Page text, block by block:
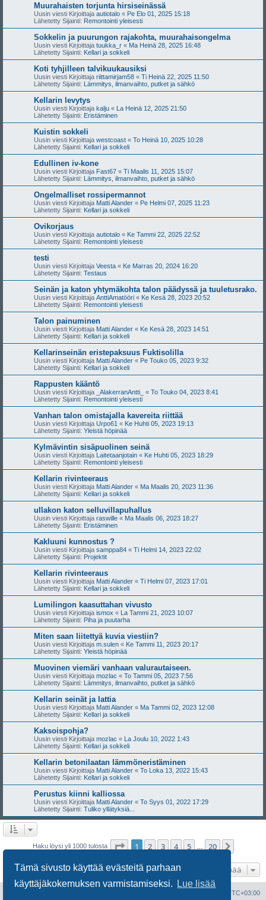
Tämä sivusto käyttää evästeitä parhaan
käyttäjäkokemuksen varmistamiseksi.
Lue lisää
Muurahaisten torjunta hirsiseinässä
Uusin viesti Kirjoittaja autiotalo « Pe Elo 01, 2025 15:18
Lähetetty Sijainti: Remontointi yleisesti
Sokkelin ja puurungon rajakohta, muurahaisongelma
Uusin viesti Kirjoittaja tuukka_r « Ma Heinä 28, 2025 16:48
Lähetetty Sijainti: Kellari ja sokkeli
Koti tyhjilleen talvikuukausiksi
Uusin viesti Kirjoittaja riittamirjam58 « Ti Heinä 22, 2025 11:50
Lähetetty Sijainti: Lämmitys, ilmanvaihto, putket ja sähkö
Kellarin levytys
Uusin viesti Kirjoittaja kalju « La Heinä 12, 2025 21:50
Lähetetty Sijainti: Eristäminen
Kuistin sokkeli
Uusin viesti Kirjoittaja westcoast « To Heinä 10, 2025 10:28
Lähetetty Sijainti: Kellari ja sokkeli
Edullinen iv-kone
Uusin viesti Kirjoittaja Fast67 « Ti Maalis 11, 2025 15:07
Lähetetty Sijainti: Lämmitys, ilmanvaihto, putket ja sähkö
Ongelmalliset rossipermannot
Uusin viesti Kirjoittaja Matti Alander « Pe Helmi 07, 2025 11:23
Lähetetty Sijainti: Kellari ja sokkeli
Ovikorjaus
Uusin viesti Kirjoittaja autiotalo « Ke Tammi 22, 2025 22:52
Lähetetty Sijainti: Remontointi yleisesti
testi
Uusin viesti Kirjoittaja Veesta « Ke Marras 20, 2024 16:20
Lähetetty Sijainti: Testaus
Seinän ja katon yhtymäkohta talon päädyssä ja tuuletusrako.
Uusin viesti Kirjoittaja AnttiAmatööri « Ke Kesä 28, 2023 20:52
Lähetetty Sijainti: Remontointi yleisesti
Talon painuminen
Uusin viesti Kirjoittaja Matti Alander « Ke Kesä 28, 2023 14:51
Lähetetty Sijainti: Kellari ja sokkeli
Kellarinseinän eristepaksuus Fuktisolilla
Uusin viesti Kirjoittaja Matti Alander « Pe Touko 05, 2023 9:32
Lähetetty Sijainti: Kellari ja sokkeli
Rappusten kääntö
Uusin viesti Kirjoittaja _AlakerranAntti_ « To Touko 04, 2023 8:41
Lähetetty Sijainti: Remontointi yleisesti
Vanhan talon omistajalla kavereita riittää
Uusin viesti Kirjoittaja Urpo61 « Ke Huhti 05, 2023 19:13
Lähetetty Sijainti: Yleistä höpinää
Kylmävintin sisäpuolinen seinä
Uusin viesti Kirjoittaja Laitetaanjotain « Ke Huhti 05, 2023 18:29
Lähetetty Sijainti: Remontointi yleisesti
Kellarin rivinteeraus
Uusin viesti Kirjoittaja Matti Alander « Ma Maalis 20, 2023 11:36
Lähetetty Sijainti: Kellari ja sokkeli
ullakon katon selluvillapuhallus
Uusin viesti Kirjoittaja raswille « Ma Maalis 06, 2023 18:27
Lähetetty Sijainti: Eristäminen
Kakluuni kunnostus ?
Uusin viesti Kirjoittaja samppa84 « Ti Helmi 14, 2023 22:02
Lähetetty Sijainti: Projektit
Kellarin rivinteeraus
Uusin viesti Kirjoittaja Matti Alander « Ti Helmi 07, 2023 17:01
Lähetetty Sijainti: Kellari ja sokkeli
Lumilingon kaasuttahan vivusto
Uusin viesti Kirjoittaja ismox « La Tammi 21, 2023 10:07
Lähetetty Sijainti: Piha ja puutarha
Miten saan liitettyä kuvia viestiin?
Uusin viesti Kirjoittaja m.sulen « Ke Tammi 11, 2023 20:17
Lähetetty Sijainti: Yleistä höpinää
Muovinen viemäri vanhaan valurautaiseen.
Uusin viesti Kirjoittaja mozlac « To Tammi 05, 2023 7:56
Lähetetty Sijainti: Lämmitys, ilmanvaihto, putket ja sähkö
Kellarin seinät ja lattia
Uusin viesti Kirjoittaja Matti Alander « Ma Tammi 02, 2023 12:08
Lähetetty Sijainti: Kellari ja sokkeli
Kaksoispohja?
Uusin viesti Kirjoittaja mozlac « La Joulu 10, 2022 1:43
Lähetetty Sijainti: Kellari ja sokkeli
Kellarin betonilaatan lämmöneristäminen
Uusin viesti Kirjoittaja Matti Alander « To Loka 13, 2022 15:43
Lähetetty Sijainti: Kellari ja sokkeli
Perustus kiinni kalliossa
Uusin viesti Kirjoittaja Matti Alander « To Syys 01, 2022 17:29
Lähetetty Sijainti: Tuliko yllätyksiä...
Haku löysi yli 1000 tulosta Sivu /20
1 2 3 4 5 20
Hyppää
UTC+03:00